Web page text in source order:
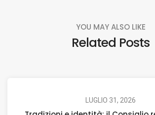
YOU MAY ALSO LIKE
Related Posts
LUGLIO 31, 2026